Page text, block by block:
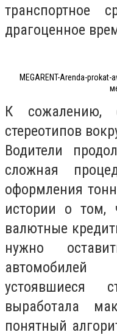
транспортное
драгоценное
MEGARENT-Arenda-
К сожалению,
стереотипов
Водители
сложная
оформления
истории о том,
валютные
нужно
устоявшиеся
выработала
понятный